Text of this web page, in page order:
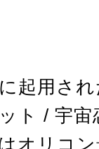
起用さ
ト / 宇宙
オリコ